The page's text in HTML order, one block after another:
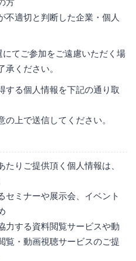
不適切と判断した企業・個人
てご参加をご遠慮いただく場
ください。
する個人情報を下記の通り取
上で送信してください。
りご提供頂く個人情報は、
セミナーや展示会、イベント
力する資料閲覧サービスや動
覧・動画視聴サービスのご提